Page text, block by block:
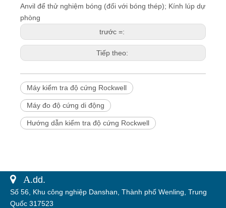
Anvil để thử nghiệm bóng (đối với bóng thép); Kính lúp dự
phòng
trước =:
Tiếp theo:
Máy kiểm tra độ cứng Rockwell
Máy đo độ cứng di động
Hướng dẫn kiểm tra độ cứng Rockwell
 A. dd.
Số 56, Khu công nghiệp Danshan, Thành phố Wenling, Trung
Quốc 317523